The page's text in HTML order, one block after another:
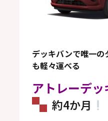
デッキバンで唯一の
も軽々運べる
アトレーデ
約4か月